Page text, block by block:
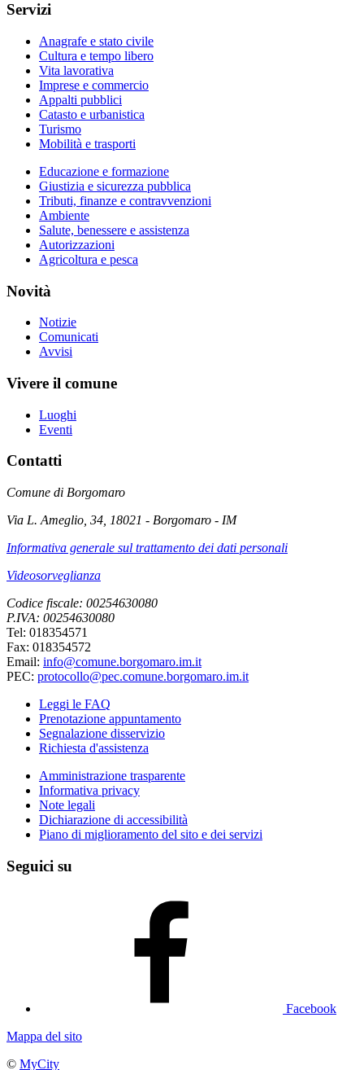
Servizi
Anagrafe e stato civile
Cultura e tempo libero
Vita lavorativa
Imprese e commercio
Appalti pubblici
Catasto e urbanistica
Turismo
Mobilità e trasporti
Educazione e formazione
Giustizia e sicurezza pubblica
Tributi, finanze e contravvenzioni
Ambiente
Salute, benessere e assistenza
Autorizzazioni
Agricoltura e pesca
Novità
Notizie
Comunicati
Avvisi
Vivere il comune
Luoghi
Eventi
Contatti
Comune di Borgomaro
Via L. Ameglio, 34, 18021 - Borgomaro - IM
Informativa generale sul trattamento dei dati personali
Videosorveglianza
Codice fiscale: 00254630080
P.IVA: 00254630080
Tel: 018354571
Fax: 018354572
Email: info@comune.borgomaro.im.it
PEC: protocollo@pec.comune.borgomaro.im.it
Leggi le FAQ
Prenotazione appuntamento
Segnalazione disservizio
Richiesta d'assistenza
Amministrazione trasparente
Informativa privacy
Note legali
Dichiarazione di accessibilità
Piano di miglioramento del sito e dei servizi
Seguici su
Facebook
Mappa del sito
© MyCity